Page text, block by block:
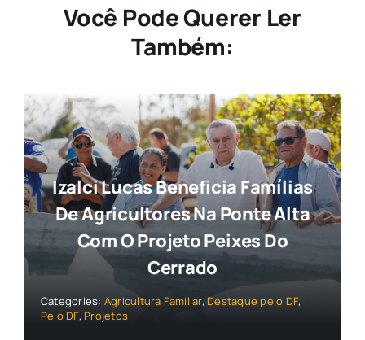
Você Pode Querer Ler
Também:
Izalci Lucas Beneficia Famílias
De Agricultores Na Ponte Alta
Com O Projeto Peixes Do
Cerrado
Categories: Agricultura Familiar,Destaque pelo DF,
Pelo DF, Projetos